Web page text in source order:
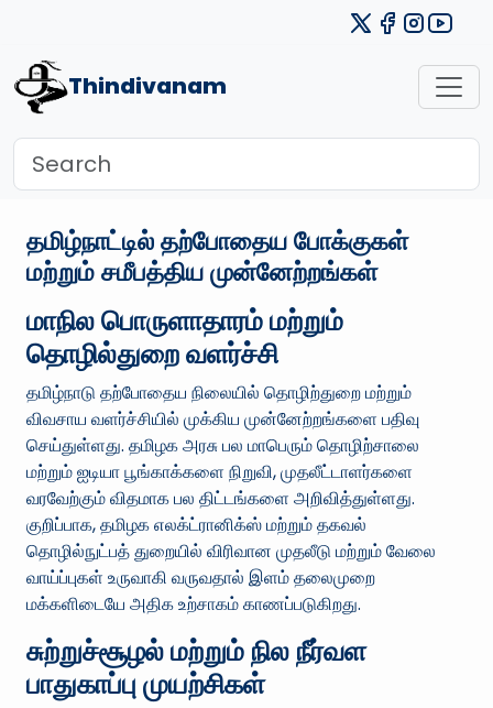
Thindivanam
தமிழ்நாட்டில் தற்போதைய போக்குகள்
மற்றும் சமீபத்திய முன்னேற்றங்கள்
மாநில பொருளாதாரம் மற்றும்
தொழில்துறை வளர்ச்சி
தமிழ்நாடு தற்போதைய நிலையில் தொழிற்துறை மற்றும்
விவசாய வளர்ச்சியில் முக்கிய முன்னேற்றங்களை பதிவு
செய்துள்ளது. தமிழக அரசு பல மாபெரும் தொழிற்சாலை
மற்றும் ஐடியா பூங்காக்களை நிறுவி, முதலீட்டாளர்களை
வரவேற்கும் விதமாக பல திட்டங்களை அறிவித்துள்ளது.
குறிப்பாக, தமிழக எலக்ட்ரானிக்ஸ் மற்றும் தகவல்
தொழில்நுட்பத் துறையில் விரிவான முதலீடு மற்றும் வேலை
வாய்ப்புகள் உருவாகி வருவதால் இளம் தலைமுறை
மக்களிடையே அதிக உற்சாகம் காணப்படுகிறது.
சுற்றுச்சூழல் மற்றும் நில நீர்வள
பாதுகாப்பு முயற்சிகள்